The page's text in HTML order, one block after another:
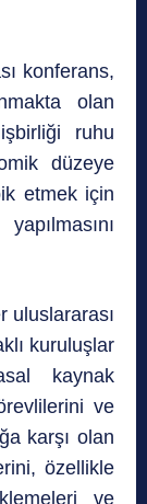
konferans,
olan
ruhu
düzeye
etmek için
uluslararası
kuruluşlar
kaynak
ve
karşı olan
özellikle
ve